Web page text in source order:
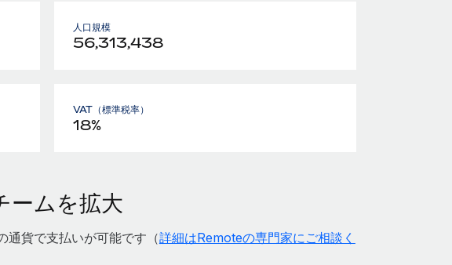
人口規模
56,313,438
VAT（標準税率）
18%
ムを拡大
通貨で支払いが可能です（詳細はRemoteの専門家にご相談く